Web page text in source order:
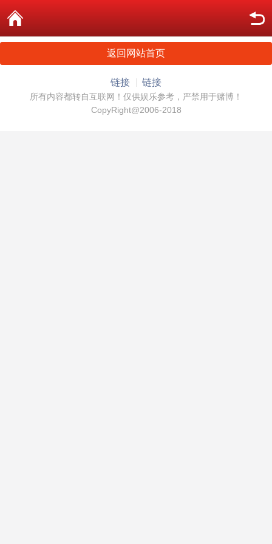
返回网站首页
链接 链接
所有内容都转自互联网！仅供娱乐参考，严禁用于赌博！
CopyRight@2006-2018